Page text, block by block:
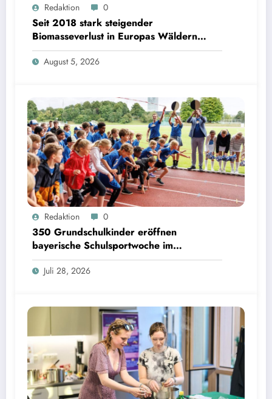
| Bild: Sebastian Kissel / TUM
Redaktion 0
Seit 2018 stark steigender
Biomasseverlust in Europas Wäldern
mindert Kohlenstoffsenken
August 5, 2026
Matthias Balk/Bayerisches Staatsministerium für Unterricht und Kultus
Redaktion 0
350 Grundschulkinder eröffnen
bayerische Schulsportwoche im
Olympiapark
Juli 28, 2026